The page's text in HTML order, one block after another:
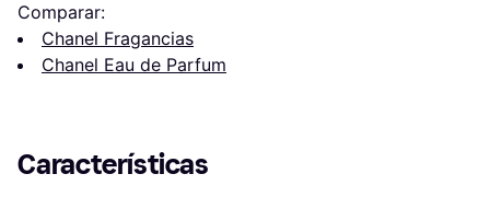
Comparar:
Chanel Fragancias
Chanel Eau de Parfum
Características